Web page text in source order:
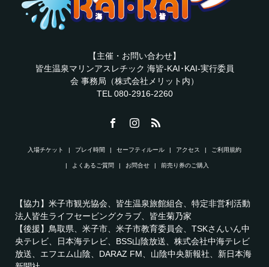
【主催・お問い合わせ】
皆生温泉マリンアスレチック 海皆-KAI･KAI-実行委員
会 事務局（株式会社メリット内）
TEL 080-2916-2260
入場チケット プレイ時間 セーフティルール アクセス ご利用規約
よくあるご質問 お問合せ 前売り券のご購入
【協力】米子市観光協会、皆生温泉旅館組合、特定非営利活動
法人皆生ライフセービングクラブ、皆生菊乃家
【後援】鳥取県、米子市、米子市教育委員会、TSKさんいん中
央テレビ、日本海テレビ、BSS山陰放送、株式会社中海テレビ
放送、エフエム山陰、DARAZ FM、山陰中央新報社、新日本海